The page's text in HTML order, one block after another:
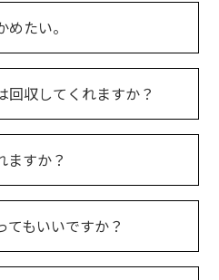
たい。
回収してくれますか？
ますか？
てもいいですか？